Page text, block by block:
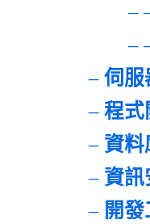
伺服
程式
資料
資訊
開